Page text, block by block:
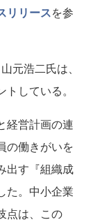
リリースを参
元浩二氏は、
している。
経営計画の連
の働きがいを
出す『組織成
た。中小企業
点は、この